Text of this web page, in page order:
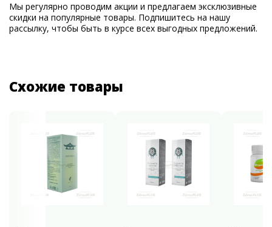
Мы регулярно проводим акции и предлагаем эксклюзивные
скидки на популярные товары. Подпишитесь на нашу
рассылку, чтобы быть в курсе всех выгодных предложений.
Схожие товары